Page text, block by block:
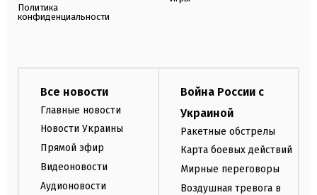
Политика
конфиденциальности
Все новости
Главные новости
Новости Украины
Прямой эфир
Видеоновости
Аудионовости
Война России с
Украиной
Ракетные обстрелы
Карта боевых действий
Мирные переговоры
Воздушная тревога в